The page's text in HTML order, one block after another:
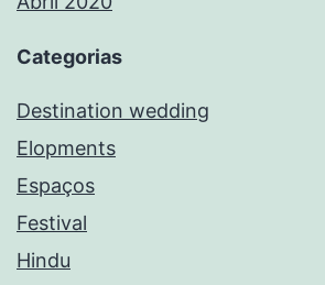
Categorias
Destination wedding
Elopments
Espaços
Festival
Hindu